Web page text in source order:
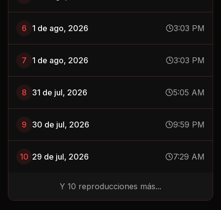
6 1 de ago, 2026 3:03 PM
7 1 de ago, 2026 3:03 PM
8 31 de jul, 2026 5:05 AM
9 30 de jul, 2026 9:59 PM
10 29 de jul, 2026 7:29 AM
Y 10 reproducciones más...